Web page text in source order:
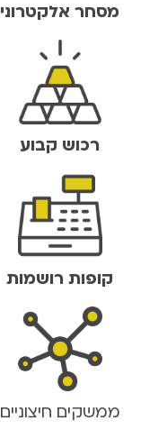
מסחר אלקטרוני
רכוש קבוע
קופות רושמות
ממשקים חיצוניים